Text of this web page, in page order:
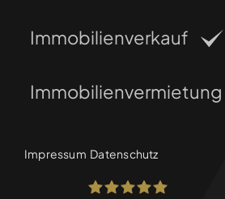
Immobilienverkauf
Immobilienvermietung
Impressum Datenschutz